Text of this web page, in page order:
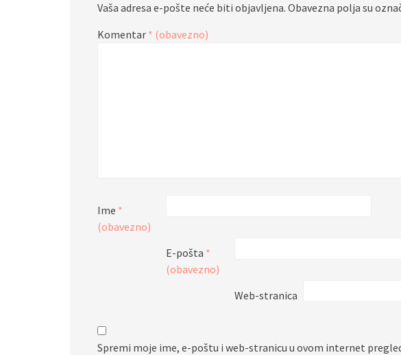
Vaša adresa e-pošte neće biti objavljena. Obavezna polja su
Komentar * (obavezno)
Ime *
(obavezno)
E-pošta *
(obavezno)
Web-stranica
Spremi moje ime, e-poštu i web-stranicu u ovom internet